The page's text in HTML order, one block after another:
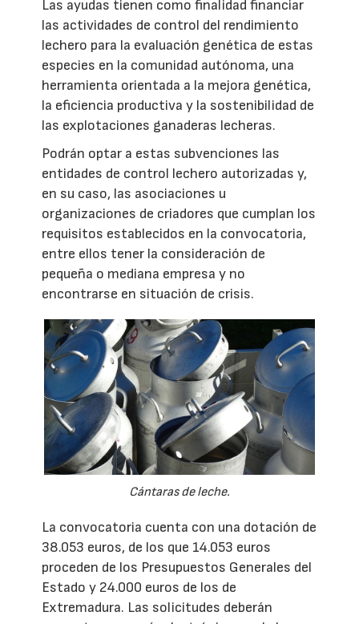
Las ayudas tienen como finalidad financiar
las actividades de control del rendimiento
lechero para la evaluación genética de estas
especies en la comunidad autónoma, una
herramienta orientada a la mejora genética,
la eficiencia productiva y la sostenibilidad de
las explotaciones ganaderas lecheras.
Podrán optar a estas subvenciones las
entidades de control lechero autorizadas y,
en su caso, las asociaciones u
organizaciones de criadores que cumplan los
requisitos establecidos en la convocatoria,
entre ellos tener la consideración de
pequeña o mediana empresa y no
encontrarse en situación de crisis.
Cántaras de leche.
La convocatoria cuenta con una dotación de
38.053 euros, de los que 14.053 euros
proceden de los Presupuestos Generales del
Estado y 24.000 euros de los de
Extremadura. Las solicitudes deberán